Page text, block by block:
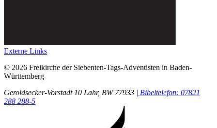
Externe Links
© 2026 Freikirche der Siebenten-Tags-Adventisten in Baden-
Württemberg
Geroldsecker-Vorstadt 10 Lahr, BW 77933 | Bibeltelefon: 07821
288 288-5